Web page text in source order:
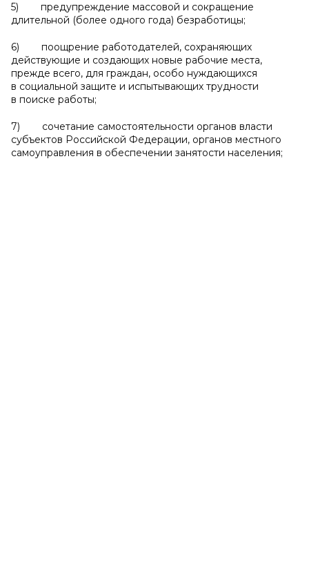
5) предупреждение массовой и сокращение
длительной (более одного года) безработицы;
6) поощрение работодателей, сохраняющих
действующие и создающих новые рабочие места,
прежде всего, для граждан, особо нуждающихся
в социальной защите и испытывающих трудности
в поиске работы;
7) сочетание самостоятельности органов власти
субъектов Российской Федерации, органов местного
самоуправления в обеспечении занятости населения;